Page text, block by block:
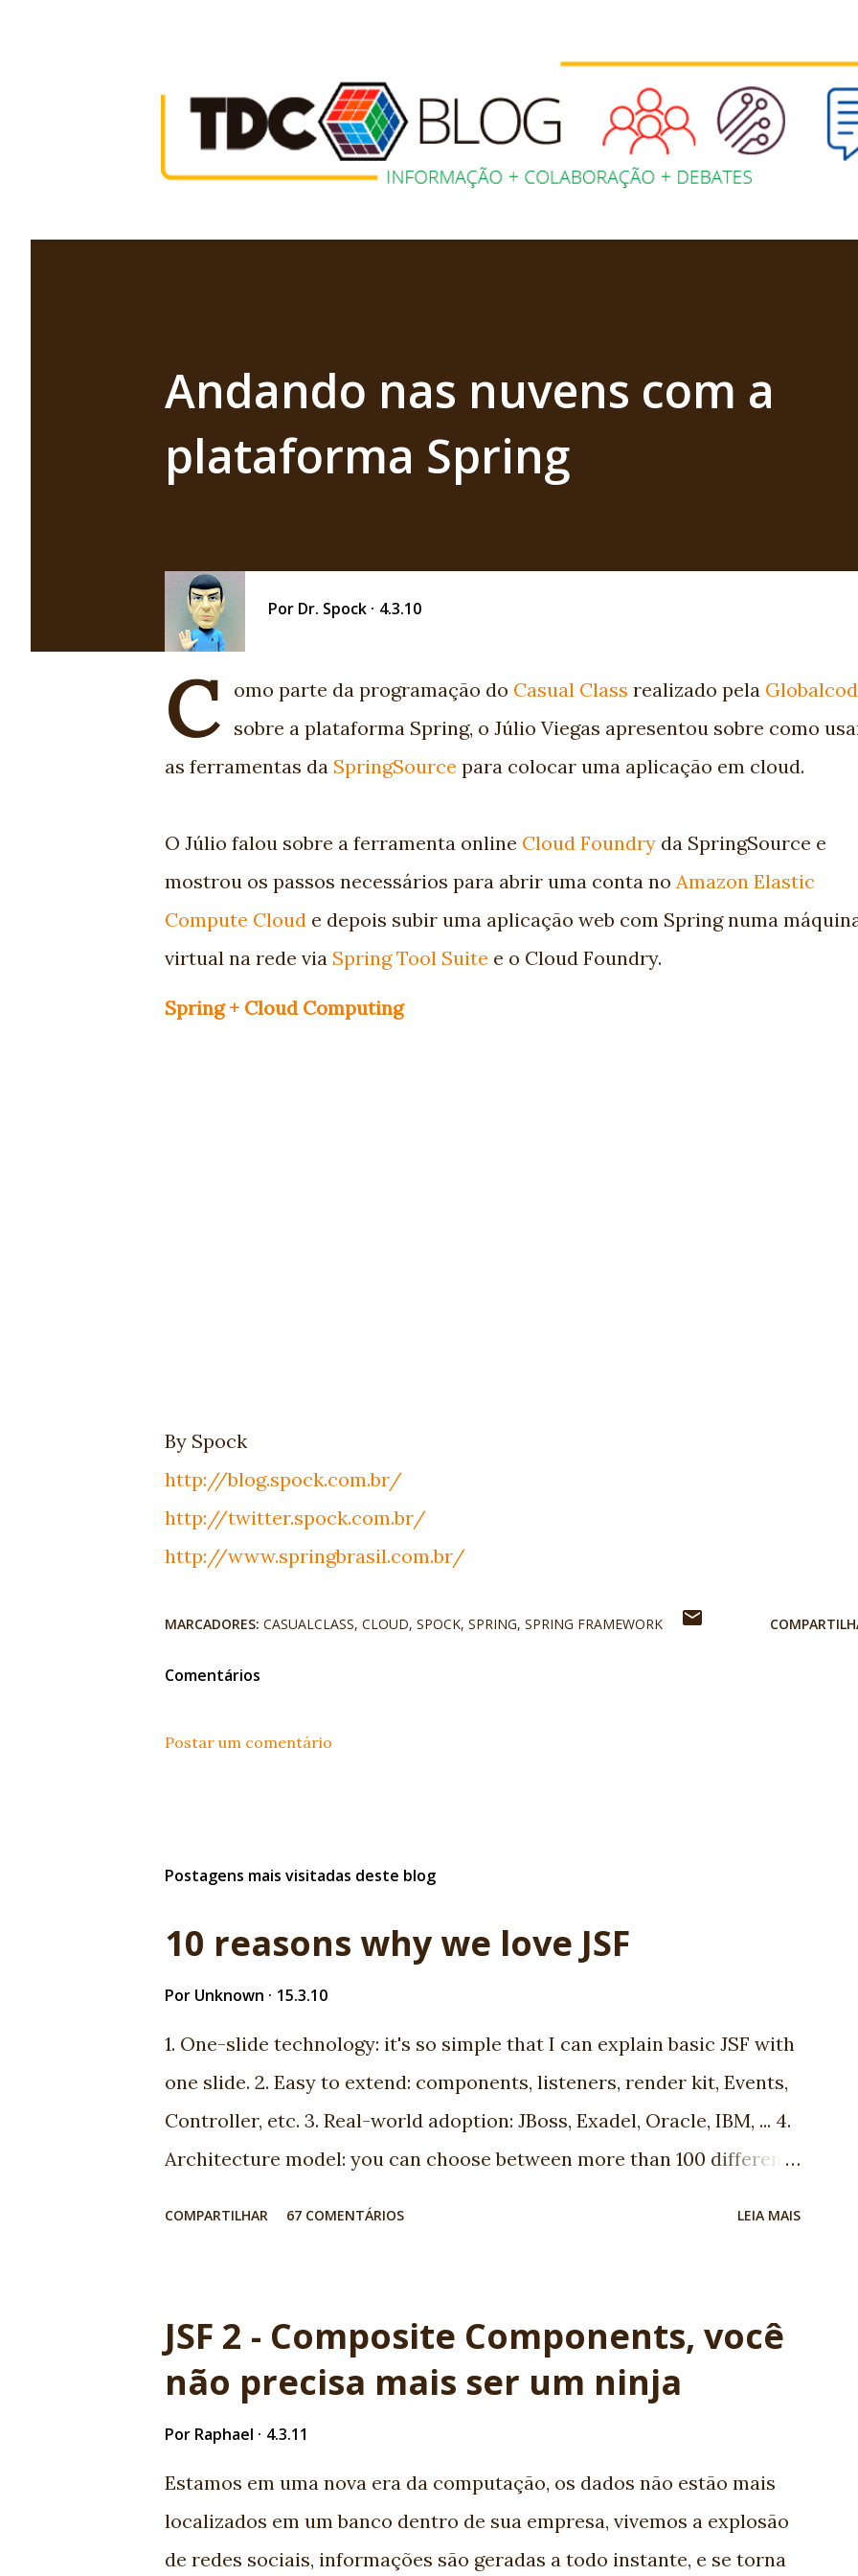
Andando nas nuvens com a
plataforma Spring
Por Dr. Spock 4.3.10
C omo parte da programação do Casual Class realizado pela
sobre a plataforma Spring, o Júlio Viegas apresentou sobre como
as ferramentas da SpringSource para colocar uma aplicação em cloud.
O Júlio falou sobre a ferramenta online Cloud Foundry da SpringSource e
mostrou os passos necessários para abrir uma conta no Amazon Elastic
Compute Cloud e depois subir uma aplicação web com Spring numa
virtual na rede via Spring Tool Suite e o Cloud Foundry.
Spring + Cloud Computing
By Spock
http://blog.spock.com.br/
http://twitter.spock.com.br/
http://www.springbrasil.com.br/
MARCADORES: CASUALCLASS CLOUD SPOCK SPRING SPRING FRAMEWORK
Comentários
Postar um comentário
Postagens mais visitadas deste blog
10 reasons why we love JSF
Por Unknown 15.3.10
1. One-slide technology: it's so simple that I can explain basic JSF with
one slide. 2. Easy to extend: components, listeners, render kit, Events,
Controller, etc. 3. Real-world adoption: JBoss, Exadel, Oracle, IBM, ... 4.
Architecture model: you can choose between more than 100 different
professionals now available 9. It's a standard. It's JCP. Before complain,
report and help! 10. Ed Burns, spec leader, is an old Globalcode
community friend! EXTRA: My wife is specialist in JSF. She's my F1 for
COMPARTILHAR 67 COMENTÁRIOS LEIA MAIS
JSF 2 - Composite Components, você
não precisa mais ser um ninja
Por Raphael 4.3.11
Estamos em uma nova era da computação, os dados não estão mais
localizados em um banco dentro de sua empresa, vivemos a explosão
de redes sociais, informações são geradas a todo instante, e se torna